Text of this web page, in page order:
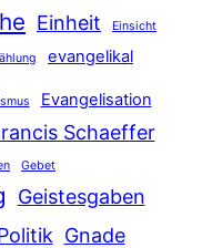
Einheit Einsicht
evangelikal
Evangelisation
Schaeffer
Gebet
Geistesgaben
Gnade